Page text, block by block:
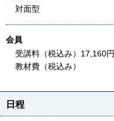
対面型
会員
受講料（税込み）17,160円
教材費（税込み）
日程